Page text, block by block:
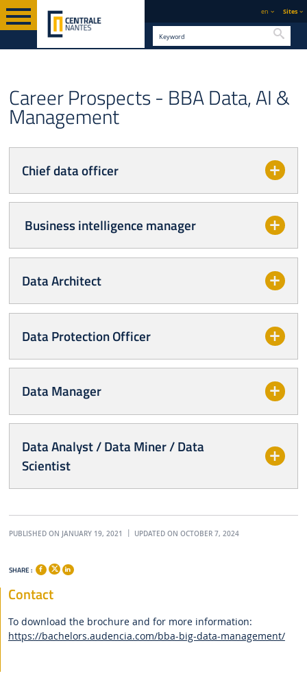
en Sites
Career Prospects - BBA Data, AI &
Management
Chief data officer
Business intelligence manager
Data Architect
Data Protection Officer
Data Manager
Data Analyst / Data Miner / Data
Scientist
PUBLISHED ON JANUARY 19, 2021 UPDATED ON OCTOBER 7, 2024
SHARE :
Contact
To download the brochure and for more information:
https://bachelors.audencia.com/bba-big-data-management/